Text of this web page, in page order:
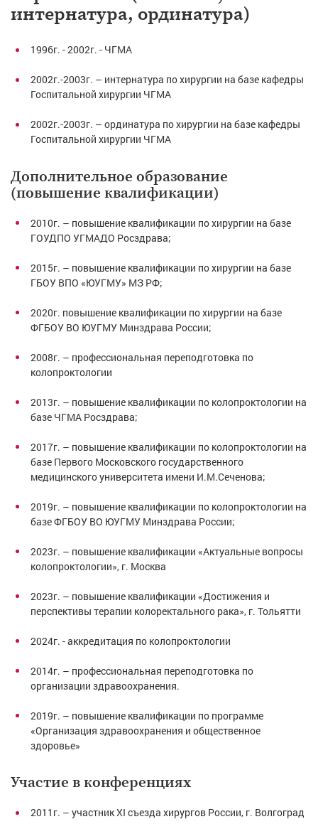
интернатура, ординатура)
1996г. - 2002г. - ЧГМА
2002г.-2003г. – интернатура по хирургии на базе кафедры
Госпитальной хирургии ЧГМА
2002г.-2003г. – ординатура по хирургии на базе кафедры
Госпитальной хирургии ЧГМА
Дополнительное образование
(повышение квалификации)
2010г. – повышение квалификации по хирургии на базе
ГОУДПО УГМАДО Росздрава;
2015г. – повышение квалификации по хирургии на базе
ГБОУ ВПО «ЮУГМУ» МЗ РФ;
2020г. повышение квалификации по хирургии на базе
ФГБОУ ВО ЮУГМУ Минздрава России;
2008г. – профессиональная переподготовка по
колопроктологии
2013г. – повышение квалификации по колопроктологии на
базе ЧГМА Росздрава;
2017г. – повышение квалификации по колопроктологии на
базе Первого Московского государственного
медицинского университета имени И.М.Сеченова;
2019г. – повышение квалификации по колопроктологии на
базе ФГБОУ ВО ЮУГМУ Минздрава России;
2023г. – повышение квалификации «Актуальные вопросы
колопроктологии», г. Москва
2023г. – повышение квалификации «Достижения и
перспективы терапии колоректального рака», г. Тольятти
2024г. - аккредитация по колопроктологии
2014г. – профессиональная переподготовка по
организации здравоохранения.
2019г. – повышение квалификации по программе
«Организация здравоохранения и общественное
здоровье»
Участие в конференциях
2011г. – участник ХI съезда хирургов России, г. Волгоград